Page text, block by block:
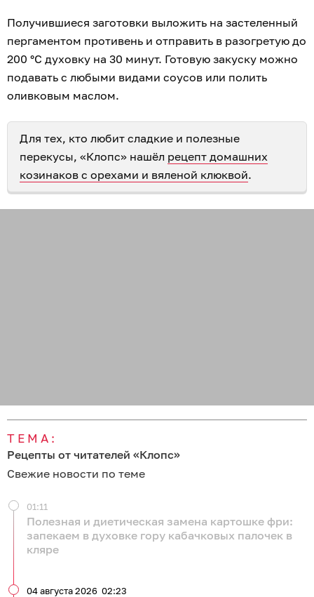
Получившиеся заготовки выложить на застеленный
пергаментом противень и отправить в разогретую до
200 °С духовку на 30 минут. Готовую закуску можно
подавать с любыми видами соусов или полить
оливковым маслом.
Для тех, кто любит сладкие и полезные
перекусы, «Клопс» нашёл рецепт домашних
козинаков с орехами и вяленой клюквой.
ТЕМА:
Рецепты от читателей «Клопс»
Свежие новости по теме
Полезная и диетическая замена картошке фри:
запекаем в духовке гору кабачковых палочек в
кляре
01:11
04 августа 2026 02:23